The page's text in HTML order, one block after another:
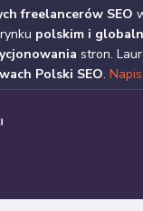
freelancerów SEO
polskim i
stron.
Polski SEO.